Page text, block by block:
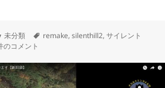
カ
テ
リ
ー
未分類
タ
remake,silenthill2,サイレント
イレントヒル２リメイク】１週目クリアした感想
のコメント